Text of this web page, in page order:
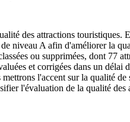
des attractions
niveau A afin d'améliorer la
ou supprimées, dont
et corrigées dans un
l'accent sur la qualité
l'évaluation de la qualité